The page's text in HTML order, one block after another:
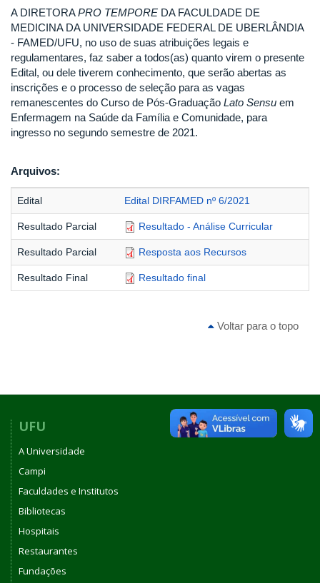
A DIRETORAPRO TEMPORE DA FACULDADE DE
MEDICINA DA UNIVERSIDADE FEDERAL DE UBERLÂNDIA
- FAMED/UFU, no uso de suas atribuições legais e
regulamentares, faz saber a todos(as) quanto virem o presente
Edital, ou dele tiverem conhecimento, que serão abertas as
inscrições e o processo de seleção para as vagas
remanescentes do Curso de Pós-Graduação Lato Sensu em
Enfermagem na Saúde da Família e Comunidade, para
ingresso no segundo semestre de 2021.
Arquivos:
Edital Edital DIRFAMED nº 6/2021
Resultado Parcial Resultado - Análise Curricular
Resultado Parcial Resposta aos Recursos
Resultado Final Resultado final
Voltar para o topo
UFU
A Universidade
Campi
Faculdades e Institutos
Bibliotecas
Hospitais
Restaurantes
Fundações